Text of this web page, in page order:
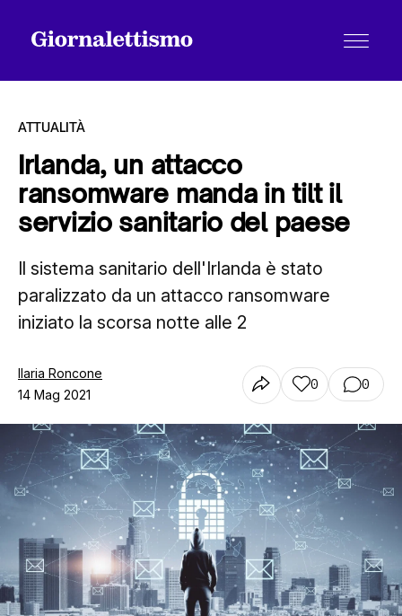
Tutti gli articoli
Chi siamo
ATTUALITÀ
Irlanda, un attacco
ransomware manda in tilt il
servizio sanitario del paese
Il sistema sanitario dell'Irlanda è stato
paralizzato da un attacco ransomware
iniziato la scorsa notte alle 2
Ilaria Roncone
14 Mag 2021
0 0